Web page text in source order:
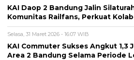
KAI Daop 2 Bandung Jalin
Komunitas Railfans, Perkuat
Selasa, 31 Maret 2026 - 16:07 WIB
KAI Commuter Sukses Angkut 1,3
Area 2 Bandung Selama Periode